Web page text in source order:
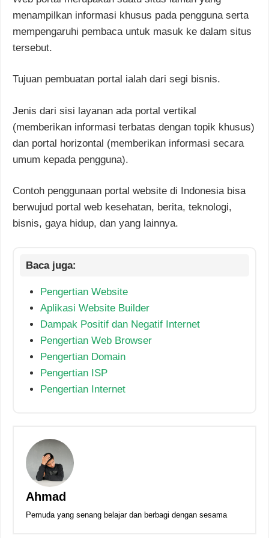
menampilkan informasi khusus pada pengguna serta
mempengaruhi pembaca untuk masuk ke dalam situs
tersebut.
Tujuan pembuatan portal ialah dari segi bisnis.
Jenis dari sisi layanan ada portal vertikal
(memberikan informasi terbatas dengan topik khusus)
dan portal horizontal (memberikan informasi secara
umum kepada pengguna).
Contoh penggunaan portal website di Indonesia bisa
berwujud portal web kesehatan, berita, teknologi,
bisnis, gaya hidup, dan yang lainnya.
Pengertian Website
Aplikasi Website Builder
Dampak Positif dan Negatif Internet
Pengertian Web Browser
Pengertian Domain
Pengertian ISP
Pengertian Internet
Ahmad
Pemuda yang senang belajar dan berbagi dengan sesama